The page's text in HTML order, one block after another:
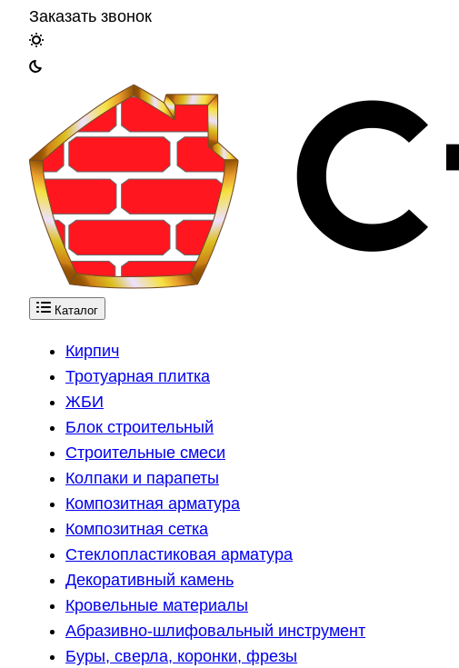
Заказать звонок
Каталог
Кирпич
Тротуарная плитка
ЖБИ
Блок строительный
Строительные смеси
Колпаки и парапеты
Композитная арматура
Композитная сетка
Стеклопластиковая арматура
Декоративный камень
Кровельные материалы
Абразивно-шлифовальный инструмент
Буры, сверла, коронки, фрезы